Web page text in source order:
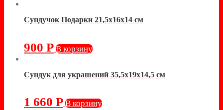
Сундучок Подарки 21,5х16х14 см
900 Р В корзину
Сундук для украшений 35,5х19х14,5 см
1 660 Р В корзину